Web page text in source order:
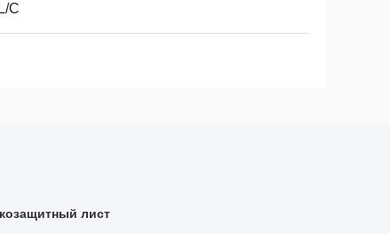
C
лист